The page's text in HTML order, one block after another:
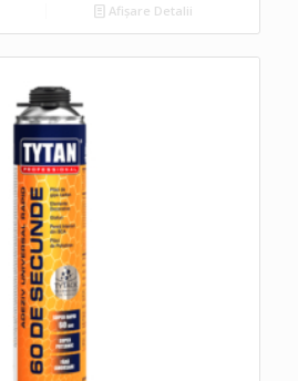
Afișare Detalii